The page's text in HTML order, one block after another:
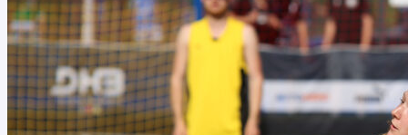
Beachhandball-
Weltmeister